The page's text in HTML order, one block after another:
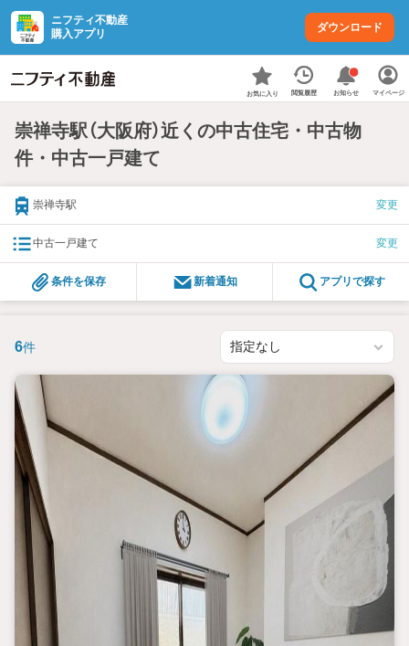
ニフティ不動産
購入アプリ
ダウンロード
お気に入り 閲覧履歴 お知らせ マイページ
崇禅寺駅（大阪府）近くの中古住宅・中古物
件・中古一戸建て
崇禅寺駅 変更
中古一戸建て 変更
条件を保存 新着通知 アプリで探す
6件